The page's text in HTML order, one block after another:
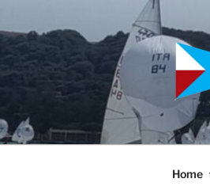
al
contenuto
Home